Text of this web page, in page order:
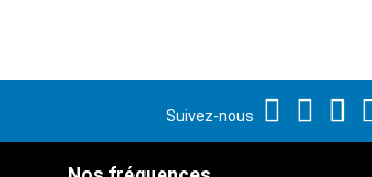
Suivez-nous